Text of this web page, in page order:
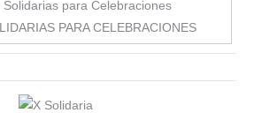
PARA CELEBRACIONES